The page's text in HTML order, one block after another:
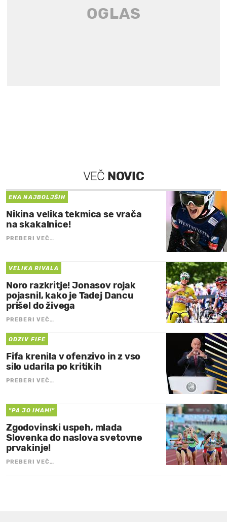
VEČ NOVIC
ENA NAJBOLJŠIH
Nikina velika tekmica se vrača
na skakalnice!
PREBERI VEČ…
VELIKA RIVALA
Noro razkritje! Jonasov rojak
pojasnil, kako je Tadej Dancu
prišel do živega
PREBERI VEČ…
ODZIV FIFE
Fifa krenila v ofenzivo in z vso
silo udarila po kritikih
PREBERI VEČ…
"PA JO IMAM!"
Zgodovinski uspeh, mlada
Slovenka do naslova svetovne
prvakinje!
PREBERI VEČ…